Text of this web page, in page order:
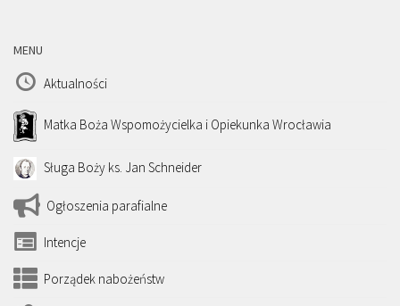
MENU
Aktualności
Matka Boża Wspomożycielka i Opiekunka Wrocławia
Sługa Boży ks. Jan Schneider
Ogłoszenia parafialne
Intencje
Porządek nabożeństw